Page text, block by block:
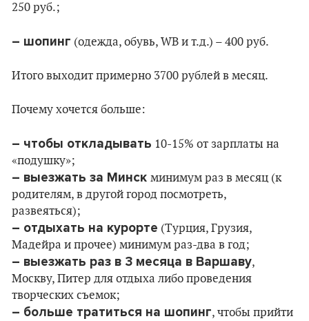
250 руб.;
– шопинг (одежда, обувь, WB и т.д.) – 400 руб.
Итого выходит примерно 3700 рублей в месяц.
Почему хочется больше:
– чтобы откладывать 10-15% от зарплаты на
«подушку»;
– выезжать за Минск минимум раз в месяц (к
родителям, в другой город посмотреть,
развеяться);
– отдыхать на курорте (Турция, Грузия,
Мадейра и прочее) минимум раз-два в год;
– выезжать раз в 3 месяца в Варшаву,
Москву, Питер для отдыха либо проведения
творческих съемок;
– больше тратиться на шопинг, чтобы прийти